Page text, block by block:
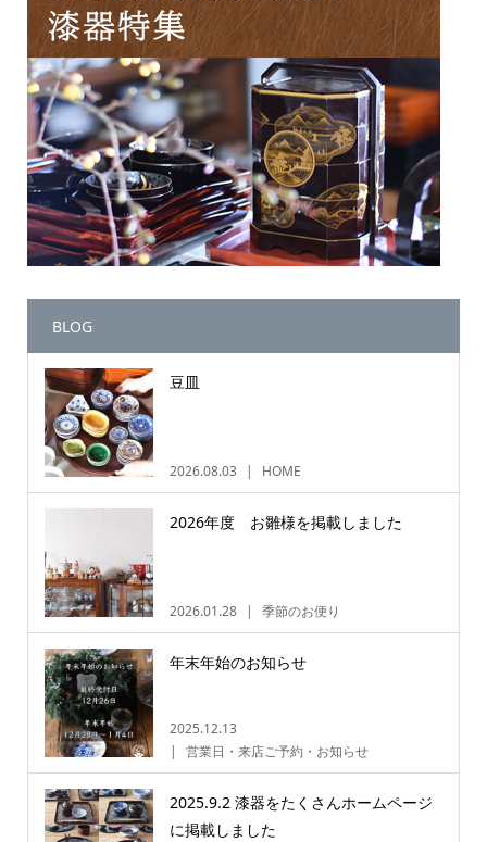
BLOG
豆皿
2026.08.03 HOME
2026年度 お雛様を掲載しました
2026.01.28 季節のお便り
年末年始のお知らせ
2025.12.13
営業日・来店ご予約・お知らせ
2025.9.2 漆器をたくさんホームページ
に掲載しました